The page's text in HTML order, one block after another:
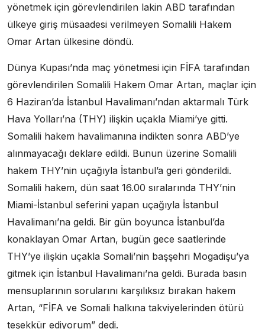
yönetmek için görevlendirilen lakin ABD tarafından
ülkeye giriş müsaadesi verilmeyen Somalili Hakem
Omar Artan ülkesine döndü.
Dünya Kupası’nda maç yönetmesi için FİFA tarafından
görevlendirilen Somalili Hakem Omar Artan, maçlar için
6 Haziran’da İstanbul Havalimanı’ndan aktarmalı Türk
Hava Yolları’na (THY) ilişkin uçakla Miami’ye gitti.
Somalili hakem havalimanına indikten sonra ABD’ye
alınmayacağı deklare edildi. Bunun üzerine Somalili
hakem THY’nin uçağıyla İstanbul’a geri gönderildi.
Somalili hakem, dün saat 16.00 sıralarında THY’nin
Miami-İstanbul seferini yapan uçağıyla İstanbul
Havalimanı’na geldi. Bir gün boyunca İstanbul’da
konaklayan Omar Artan, bugün gece saatlerinde
THY’ye ilişkin uçakla Somali’nin başşehri Mogadişu’ya
gitmek için İstanbul Havalimanı’na geldi. Burada basın
mensuplarının sorularını karşılıksız bırakan hakem
Artan, “FİFA ve Somali halkına takviyelerinden ötürü
teşekkür ediyorum” dedi.